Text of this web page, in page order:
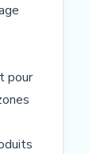
pour